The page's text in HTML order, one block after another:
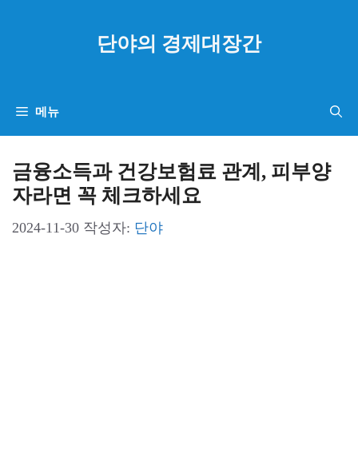
단야의 경제대장간
메뉴
금융소득과 건강보험료 관계, 피부양
자라면 꼭 체크하세요
2024-11-30 작성자: 단야